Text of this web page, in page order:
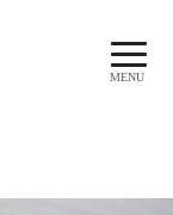
MENU